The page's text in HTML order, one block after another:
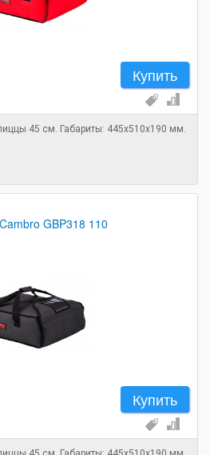
Купить
45 см. Габариты: 445х510х190 мм.
GBP318 110
Купить